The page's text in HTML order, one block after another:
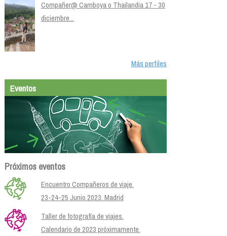
Compañer@ Camboya o Thailandia 17 - 30
diciembre...
Más perfiles
Eventos
Próximos eventos
Encuentro Compañeros de viaje.
23-24-25 Junio 2023. Madrid
Taller de fotografía de viajes.
Calendario de 2023 próximamente.